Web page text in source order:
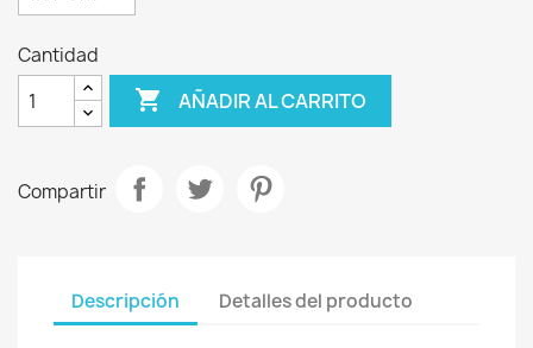
Cantidad
 AÑADIR AL CARRITO
Compartir
Descripción Detalles del producto